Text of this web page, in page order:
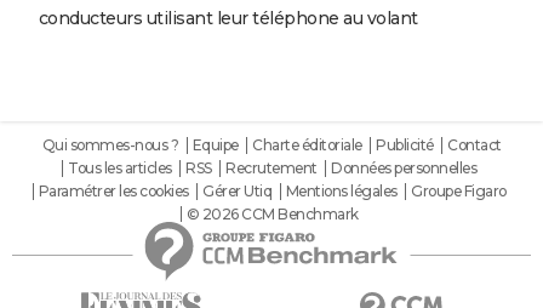
conducteurs utilisant leur téléphone au volant
Qui sommes-nous ? Equipe Charte éditoriale Publicité
Contact
Tous les articles
RSS Recrutement
Données personnelles
Paramétrer les cookies
Gérer Utiq Mentions légales
Groupe Figaro
© 2026 CCM Benchmark